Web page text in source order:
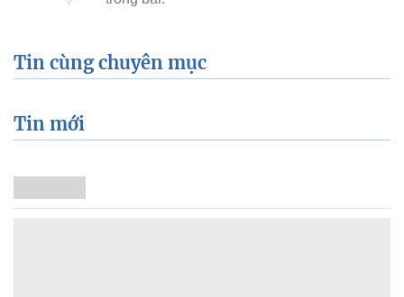
Tin cùng chuyên mục
Tin mới